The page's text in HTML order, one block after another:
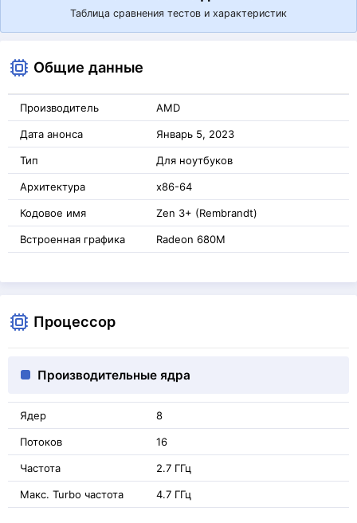
Таблица сравнения тестов и характеристик
Общие данные
Производитель AMD
Дата анонса Январь 5, 2023
Тип Для ноутбуков
Архитектура x86-64
Кодовое имя Zen 3+ (Rembrandt)
Встроенная графика Radeon 680M
Процессор
Производительные ядра
Ядер 8
Потоков 16
Частота 2.7 ГГц
Макс. Turbo частота 4.7 ГГц